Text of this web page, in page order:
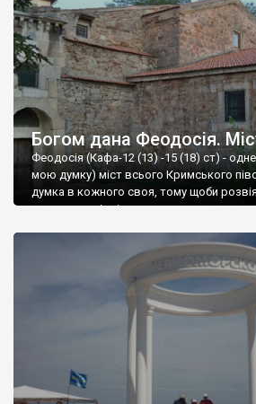
Богом дана Феодосія.
Феодосія (Кафа-12 (13) -15 (18) ст) - одне
мою думку) міст всього Кримського
думка в кожного своя, тому щоби
запрошую відвідати це